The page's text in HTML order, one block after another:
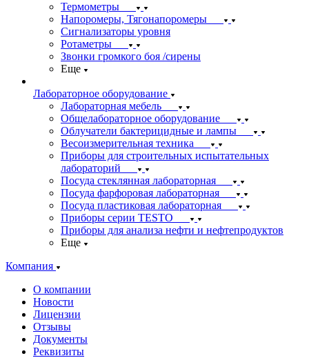
Термометры
Напоромеры, Тягонапоромеры
Сигнализаторы уровня
Ротаметры
Звонки громкого боя /сирены
Еще
Лабораторное оборудование
Лабораторная мебель
Общелабораторное оборудование
Облучатели бактерицидные и лампы
Весоизмерительная техника
Приборы для строительных испытательных
лабораторий
Посуда стеклянная лабораторная
Посуда фарфоровая лабораторная
Посуда пластиковая лабораторная
Приборы серии TESTO
Приборы для анализа нефти и нефтепродуктов
Еще
Компания
О компании
Новости
Лицензии
Отзывы
Документы
Реквизиты